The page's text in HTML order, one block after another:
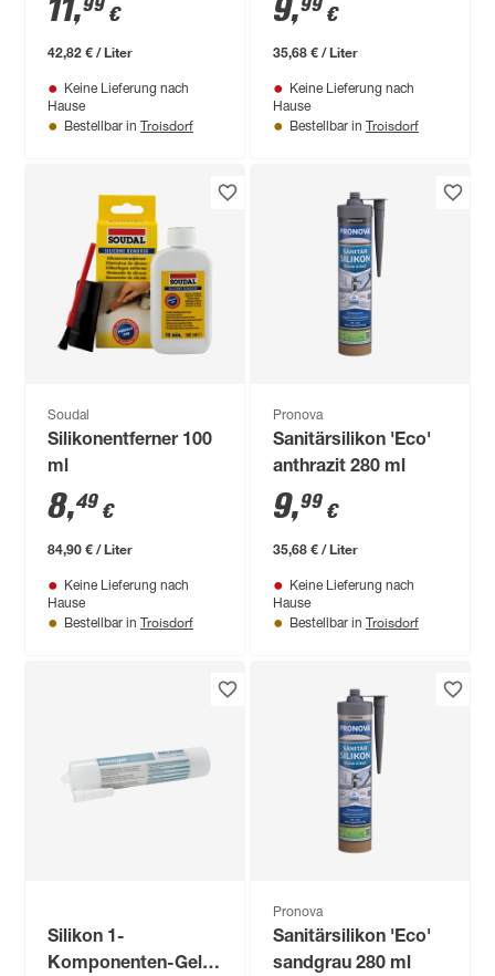
11,99 €
42,82 € / Liter
Keine Lieferung nach
Hause
Bestellbar in Troisdorf
9,99 €
35,68 € / Liter
Keine Lieferung nach
Hause
Bestellbar in Troisdorf
Soudal
Silikonentferner 100
ml
8,49 €
84,90 € / Liter
Keine Lieferung nach
Hause
Bestellbar in Troisdorf
Pronova
Sanitärsilikon 'Eco'
anthrazit 280 ml
9,99 €
35,68 € / Liter
Keine Lieferung nach
Hause
Bestellbar in Troisdorf
Silikon 1-
Komponenten-Gel
Pronova
Sanitärsilikon 'Eco'
sandgrau 280 ml